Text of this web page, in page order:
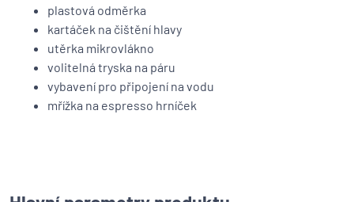
plastová odměrka
kartáček na čištění hlavy
utěrka mikrovlákno
volitelná tryska na páru
vybavení pro připojení na vodu
mřížka na espresso hrníček